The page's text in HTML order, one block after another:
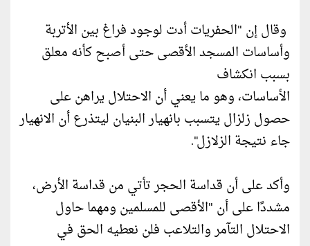
وقال إن "الحفريات أدت لوجود فراغ بين الأتربة
وأساسات المسجد الأقصى حتى أصبح كأنه معلق
بسبب انكشاف
الأساسات، وهو ما يعني أن الاحتلال يراهن على
حصول زلزال يتسبب بانهيار البنيان ليتذرع أن الانهيار
جاء نتيجة الزلازل".
وأكد على أن قداسة الحجر تأتي من قداسة الأرض،
مشددًا على أن "الأقصى للمسلمين ومهما حاول
الاحتلال التآمر والتلاعب فلن نعطيه الحق في